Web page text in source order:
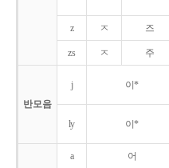
z ㅈ 즈
zs ㅈ 주
반모음
j 이*
ly 이*
a 어